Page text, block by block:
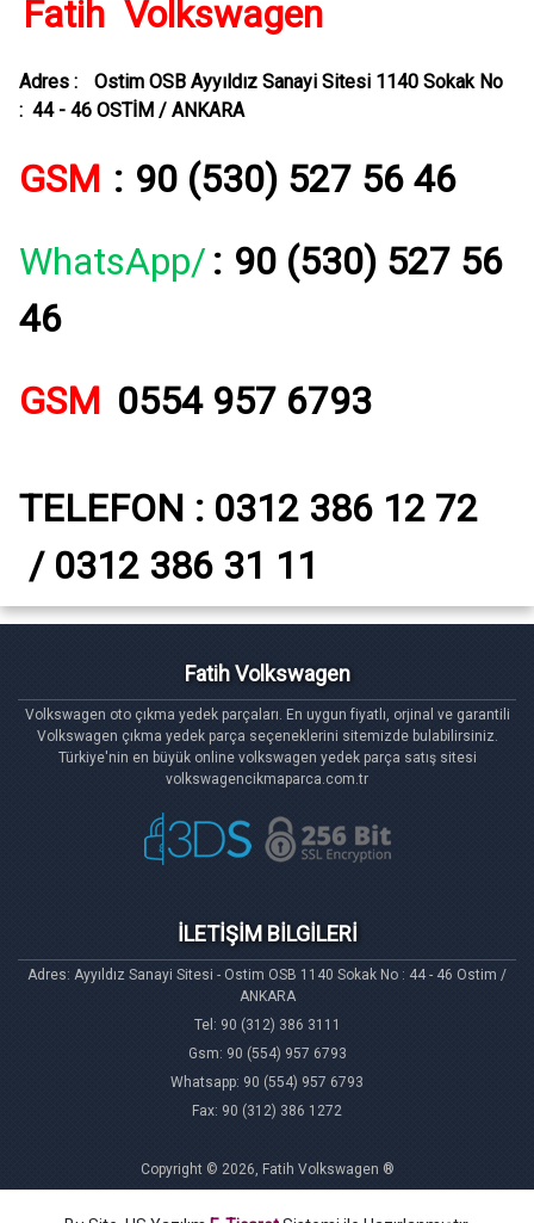
Fatih Volkswagen
Adres :
Ostim OSB Ayyıldız Sanayi Sitesi 1140 Sokak No
: 44 - 46 OSTİM / ANKARA
GSM : 90 (530) 527 56 46
WhatsApp/ : 90 (530) 527 56
46
GSM 0554 957 6793
TELEFON : 0312 386 12 72
/ 0312 386 31 11
Fatih Volkswagen
Volkswagen oto çıkma yedek parçaları. En uygun fiyatlı, orjinal ve garantili
Volkswagen çıkma yedek parça seçeneklerini sitemizde bulabilirsiniz.
Türkiye'nin en büyük online volkswagen yedek parça satış sitesi
volkswagencikmaparca.com.tr
İLETİŞİM BİLGİLERİ
Adres: Ayyıldız Sanayi Sitesi - Ostim OSB 1140 Sokak No : 44 - 46 Ostim /
ANKARA
Tel: 90 (312) 386 3111
Gsm: 90 (554) 957 6793
Whatsapp: 90 (554) 957 6793
Fax: 90 (312) 386 1272
Copyright © 2026, Fatih Volkswagen ®